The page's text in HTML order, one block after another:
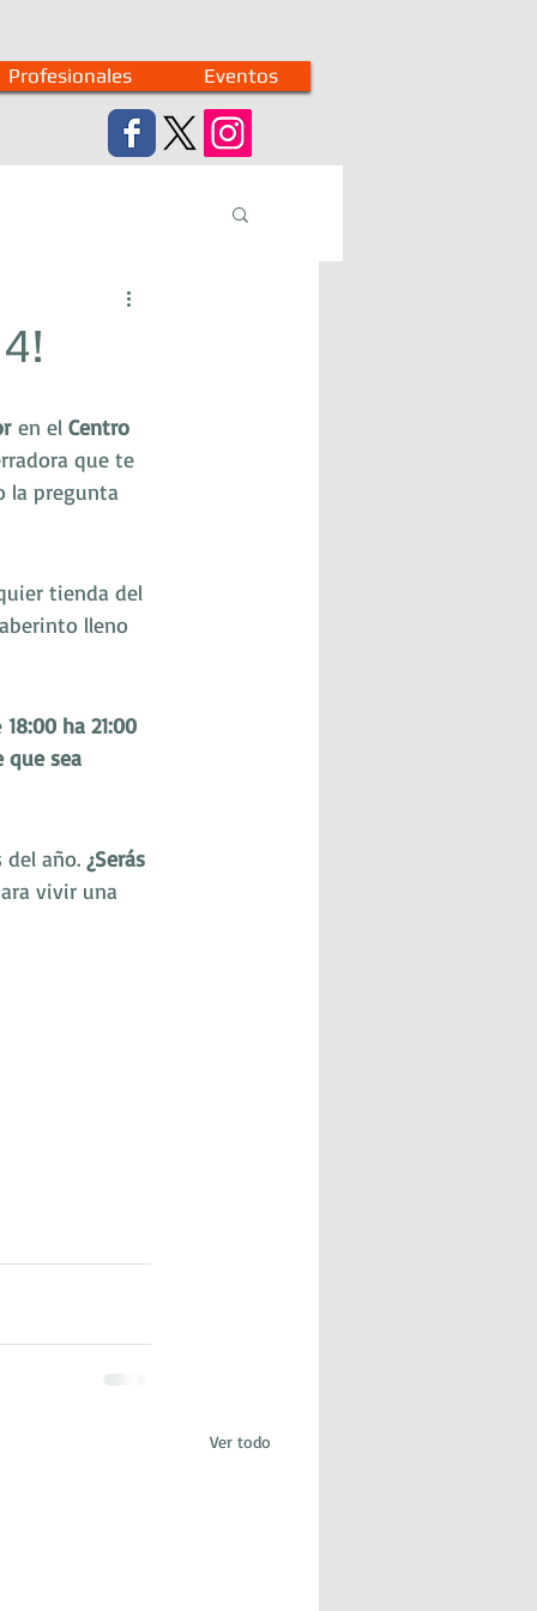
Profesionales Eventos
en el Centro
que te
la pregunta
tienda del
lleno
18:00 ha 21:00
que sea
del año. ¿Serás
vivir una
Ver todo